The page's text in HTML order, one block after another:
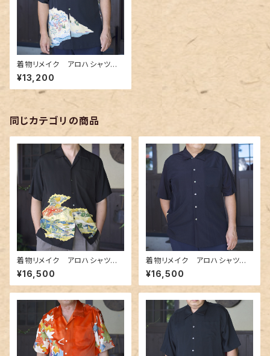
着物リメイク アロハシャツ A
loha-shirts.15
¥13,200
同じカテゴリの商品
着物リメイク アロハシャツ A
loha-shirts.6
¥16,500
着物リメイク アロハシャツ A
loha-shirts.9
¥16,500